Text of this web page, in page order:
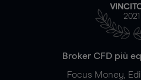
2021
Broker CFD più
Focus Money,